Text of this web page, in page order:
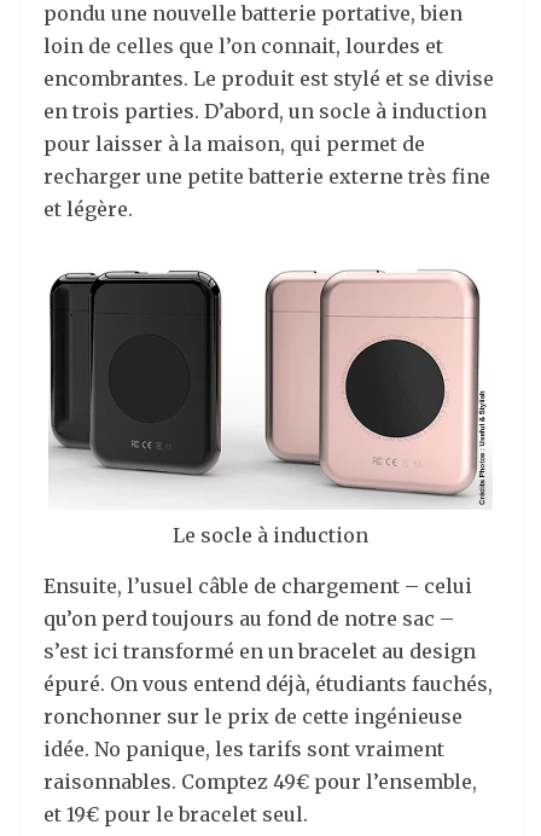
pondu une nouvelle batterie portative, bien
loin de celles que l’on connait, lourdes et
encombrantes. Le produit est stylé et se divise
en trois parties. D’abord, un socle à induction
pour laisser à la maison, qui permet de
recharger une petite batterie externe très fine
et légère.
Le socle à induction
Ensuite, l’usuel câble de chargement – celui
qu’on perd toujours au fond de notre sac –
s’est ici transformé en un bracelet au design
épuré. On vous entend déjà, étudiants fauchés,
ronchonner sur le prix de cette ingénieuse
idée. No panique, les tarifs sont vraiment
raisonnables. Comptez 49€ pour l’ensemble,
et 19€ pour le bracelet seul.